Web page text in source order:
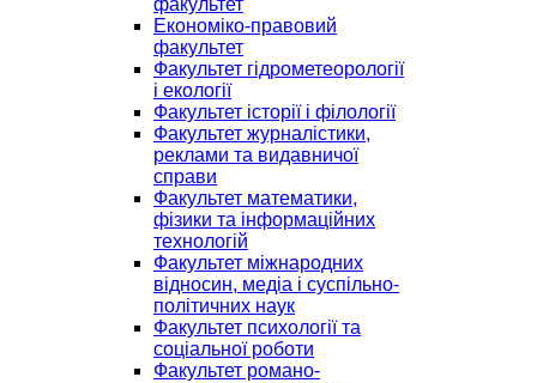
факультет
Економіко-правовий
факультет
Факультет гідрометеорології
і екології
Факультет історії і філології
Факультет журналістики,
реклами та видавничої
справи
Факультет математики,
фізики та інформаційних
технологій
Факультет міжнародних
відносин, медіа і суспільно-
політичних наук
Факультет психології та
соціальної роботи
Факультет романо-